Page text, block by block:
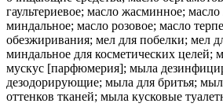
гаультериевое; масло жасминное;
миндальное; масло розовое; масло
обезжиривания; мел для побелки; мел
миндальное для косметических целей;
мускус [парфюмерия]; мыла
дезодорирующие; мыла для бритья;
оттенков тканей; мыла кусковые